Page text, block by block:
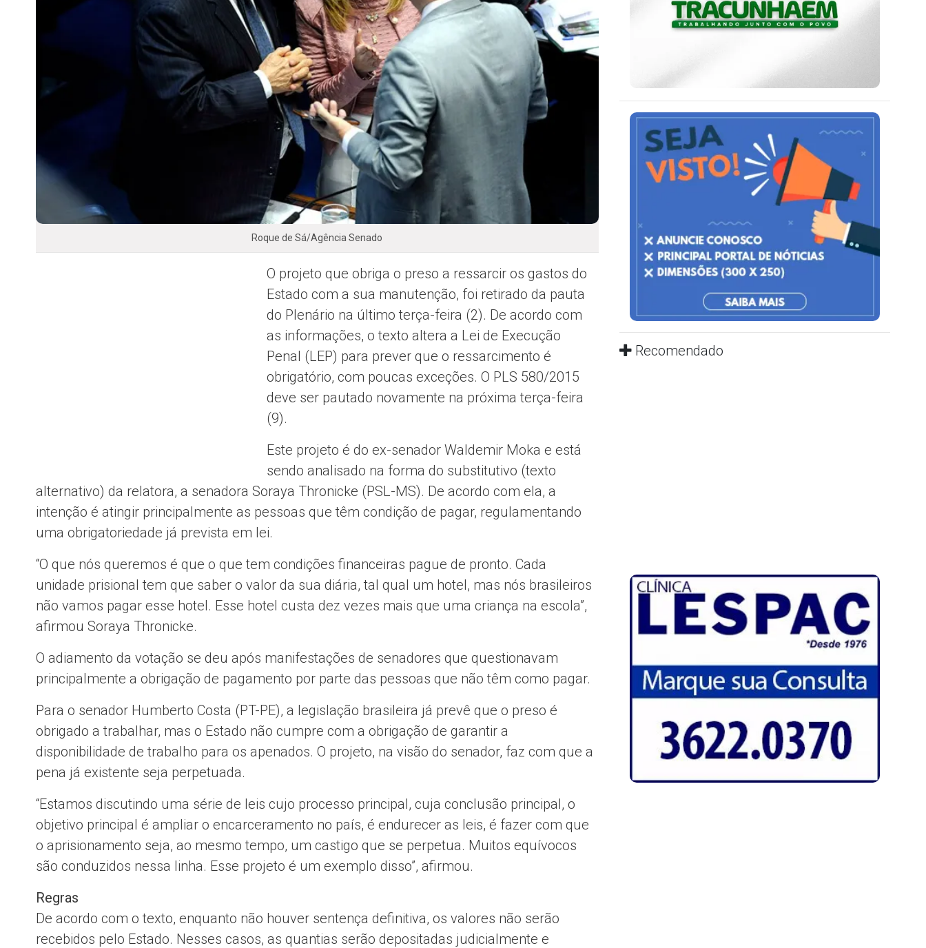
Roque de Sá/Agência Senado
O projeto que obriga o preso a ressarcir os gastos do
Estado com a sua manutenção, foi retirado da pauta
do Plenário na último terça-feira (2). De acordo com
as informações, o texto altera a Lei de Execução
Penal (LEP) para prever que o ressarcimento é
obrigatório, com poucas exceções. O PLS 580/2015
deve ser pautado novamente na próxima terça-feira
(9).
Este projeto é do ex-senador Waldemir Moka e está
sendo analisado na forma do substitutivo (texto
alternativo) da relatora, a senadora Soraya Thronicke (PSL-MS). De acordo com ela, a
intenção é atingir principalmente as pessoas que têm condição de pagar, regulamentando
uma obrigatoriedade já prevista em lei.
“O que nós queremos é que o que tem condições financeiras pague de pronto. Cada
unidade prisional tem que saber o valor da sua diária, tal qual um hotel, mas nós brasileiros
não vamos pagar esse hotel. Esse hotel custa dez vezes mais que uma criança na escola”,
afirmou Soraya Thronicke.
O adiamento da votação se deu após manifestações de senadores que questionavam
principalmente a obrigação de pagamento por parte das pessoas que não têm como pagar.
Para o senador Humberto Costa (PT-PE), a legislação brasileira já prevê que o preso é
obrigado a trabalhar, mas o Estado não cumpre com a obrigação de garantir a
disponibilidade de trabalho para os apenados. O projeto, na visão do senador, faz com que a
pena já existente seja perpetuada.
“Estamos discutindo uma série de leis cujo processo principal, cuja conclusão principal, o
objetivo principal é ampliar o encarceramento no país, é endurecer as leis, é fazer com que
o aprisionamento seja, ao mesmo tempo, um castigo que se perpetua. Muitos equívocos
são conduzidos nessa linha. Esse projeto é um exemplo disso”, afirmou.
Regras
De acordo com o texto, enquanto não houver sentença definitiva, os valores não serão
recebidos pelo Estado. Nesses casos, as quantias serão depositadas judicialmente e
Recomendado